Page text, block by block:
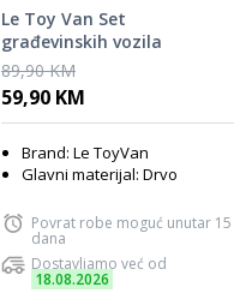
Le Toy Van Set
građevinskih vozila
89,90 KM
59,90 KM
Brand: Le ToyVan
Glavni materijal: Drvo
Povrat robe moguć unutar 15
dana
Dostavljamo već od
18.08.2026